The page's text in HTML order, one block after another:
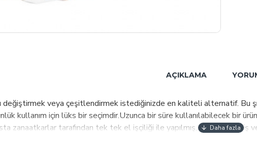
AÇIKLAMA
veya çeşitlendirmek istediğinizde en kaliteli alternatif. Bu
kullanım için lüks bir seçimdir.Uzunca bir süre kullanılabilecek bir
zanaatkarlar tarafından tek tek el işçiliği ile yapılmış, dekoratif